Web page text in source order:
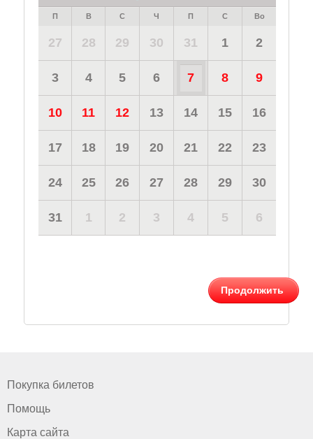
П В С Ч П С Во
27 28 29 30 31 1 2
3 4 5 6 7 8 9
10 11 12 13 14 15 16
17 18 19 20 21 22 23
24 25 26 27 28 29 30
31 1 2 3 4 5 6
Продолжить
Покупка билетов
Помощь
Карта сайта